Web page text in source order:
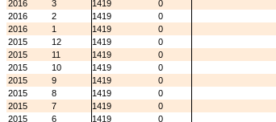
2016
3 1419
0
2016
2 1419
0
2016
1 1419
0
2015
12 1419
0
2015
11 1419
0
2015
10 1419
0
2015
9 1419
0
2015
8 1419
0
2015
7 1419
0
2015
6 1419
0